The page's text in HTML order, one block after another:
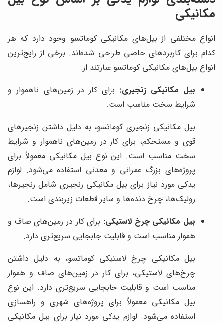
مکانیکی
انواع مختلفی از بیل‌های مکانیکی کوماتسو وجود دارد که هر
کدام برای کاربردهای خاصی طراحی شده‌اند. برخی از رایج‌ترین
انواع بیل‌های مکانیکی کوماتسو عبارتند از:
بیل مکانیکی زنجیری: برای کار در زمین‌های ناهموار و
شرایط سخت مناسب است.
بیل مکانیکی زنجیری کوماتسو، به دلیل داشتن زنجیرهای
قوی و مستحکم، برای کار در زمین‌های ناهموار و شرایط
سخت مناسب است. این نوع بیل مکانیکی معمولاً برای
پروژه‌های بزرگ عمرانی و معدنی استفاده می‌شود. لوازم
یدکی مورد نیاز برای بیل مکانیکی زنجیری شامل زنجیرها،
رولیک‌ها، چرخ دنده‌ها و سایر قطعات زیربندی است.
بیل مکانیکی چرخ لاستیکی: برای کار در زمین‌های صاف و
هموار مناسب است و قابلیت جابجایی سریع‌تری دارد.
بیل مکانیکی چرخ لاستیکی کوماتسو، به دلیل داشتن
چرخ‌های لاستیکی، برای کار در زمین‌های صاف و هموار
مناسب است و قابلیت جابجایی سریع‌تری دارد. این نوع
بیل مکانیکی معمولاً برای پروژه‌های شهری و راهسازی
استفاده می‌شود. لوازم یدکی مورد نیاز برای بیل مکانیکی